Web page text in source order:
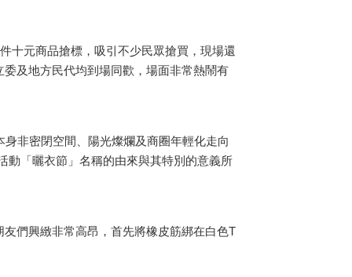
元商品搶標，吸引不少民眾搶買，現場還
及地方民代均到場同歡，場面非常熱鬧有
非密閉空間、陽光燦爛及商圈年輕化走向
動「曬衣節」名稱的由來與其特別的意義所
們興緻非常高昂，首先將橡皮筋綁在白色T